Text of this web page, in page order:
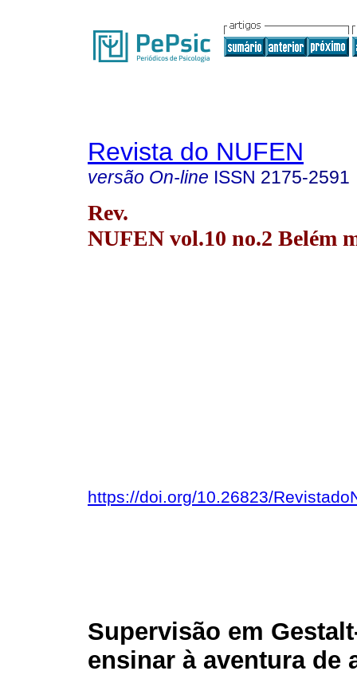
Revista do NUFEN
versão On-line ISSN 2175-2591
Rev.
NUFEN vol.10 no.2 Belém
https://doi.org/10.26823/
Supervisão em
ensinar à aventura de